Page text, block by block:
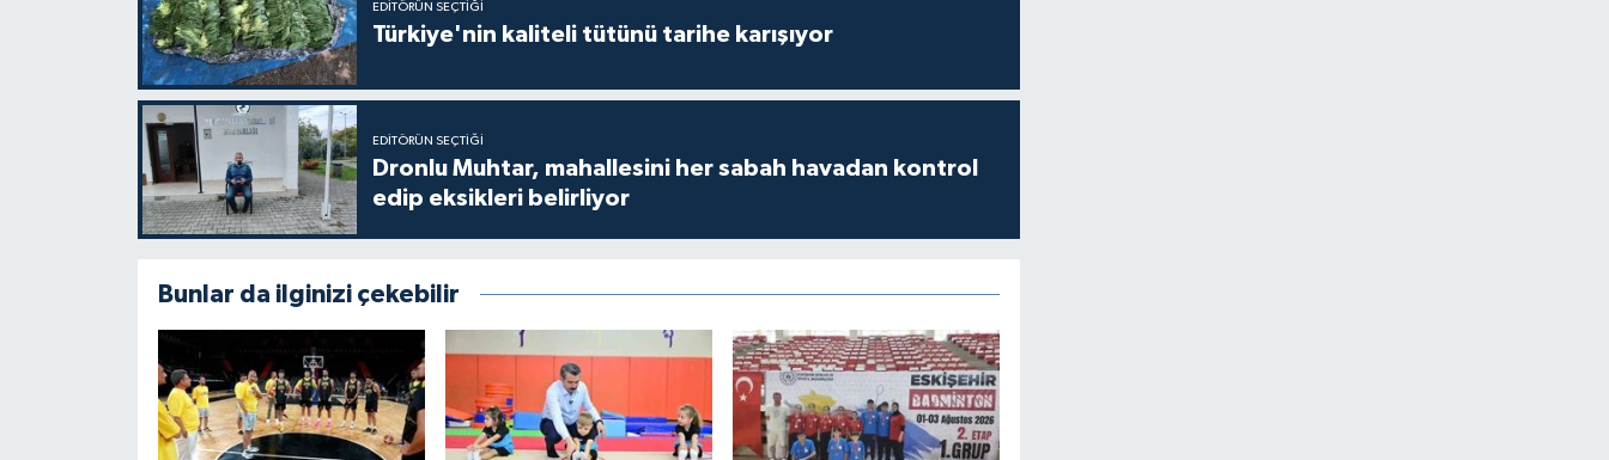
EDITÖRÜN SEÇTIĞI
Türkiye'nin kaliteli tütünü tarihe karışıyor
EDITÖRÜN SEÇTIĞI
Dronlu Muhtar, mahallesini her sabah havadan kontrol
edip eksikleri belirliyor
Bunlar da ilginizi çekebilir